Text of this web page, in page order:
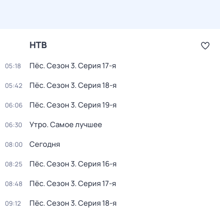
НТВ
05:18 Пёс. Сезон 3. Серия 17-я
05:42 Пёс. Сезон 3. Серия 18-я
06:06 Пёс. Сезон 3. Серия 19-я
06:30 Утро. Самое лучшее
08:00 Сегодня
08:25 Пёс. Сезон 3. Серия 16-я
08:48 Пёс. Сезон 3. Серия 17-я
09:12 Пёс. Сезон 3. Серия 18-я